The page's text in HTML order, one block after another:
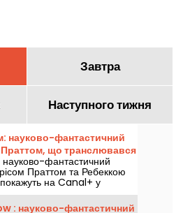
Завтра
Наступного тижня
науково-фантастичний
Праттом, що транслювався
фантастичний
Праттом та Ребеккою
на Canal+ у
2026 року о 21:06.
: науково-фантастичний